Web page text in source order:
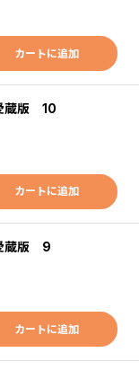
カートに追加
蔵版 10
カートに追加
蔵版 9
カートに追加